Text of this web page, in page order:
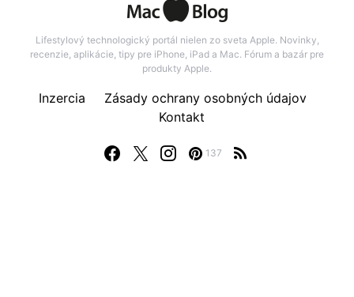
Lifestylový technologický portál nielen zo sveta Apple. Novinky,
recenzie, aplikácie, tipy pre iPhone, iPad a Mac. Fórum a bazár pre
produkty Apple.
137
Inzercia
Zásady ochrany osobných údajov
Kontakt